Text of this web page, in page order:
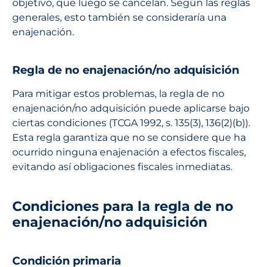
objetivo, que luego se cancelan. Según las reglas
generales, esto también se consideraría una
enajenación.
Regla de no enajenación/no adquisición
Para mitigar estos problemas, la regla de no
enajenación/no adquisición puede aplicarse bajo
ciertas condiciones (TCGA 1992, s. 135(3), 136(2)(b)).
Esta regla garantiza que no se considere que ha
ocurrido ninguna enajenación a efectos fiscales,
evitando así obligaciones fiscales inmediatas.
Condiciones para la regla de no
enajenación/no adquisición
Condición primaria